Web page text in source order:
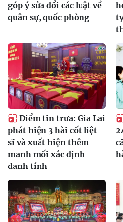
góp ý sửa đổi các luật về
quân sự, quốc phòng
Điểm tin trưa: Gia Lai
phát hiện 3 hài cốt liệt
sĩ và xuất hiện thêm
manh mối xác định
danh tính